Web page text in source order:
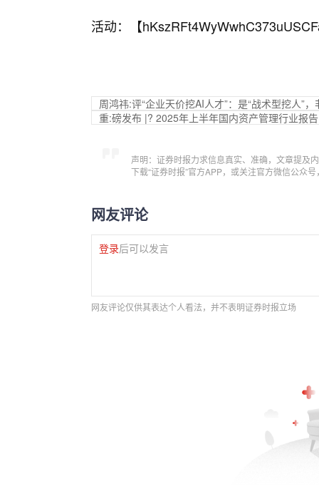
活动：【
周鸿祎:评“企业天价挖AI人才”：是“战术型挖人”，
重:磅发布 |? 2025年上半年国内资产管理行业报告
声明：证券时报力求信息真实、准确，文章提及
下载“证券时报”官方APP，或关注官方微信公众
网友评论
登录后可以发言
网友评论仅供其表达个人看法，并不表明证券时报立场